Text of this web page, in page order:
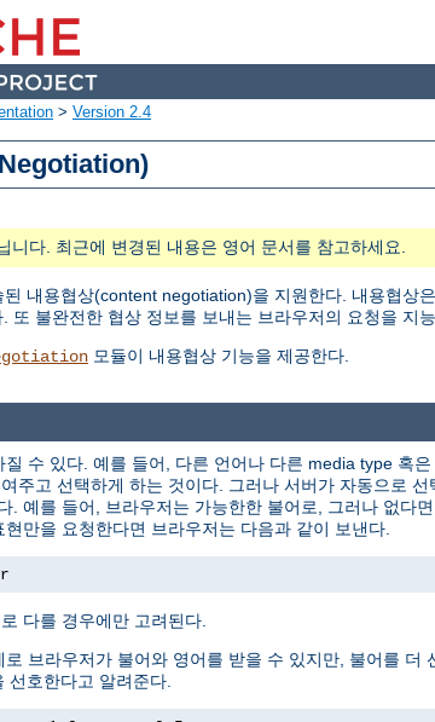
> Version 2.4
니다. 최근에 변경된 내용은 영어 문서를 참고하세요.
내용협상(content negotiation)을 지원한다. 내용협
또 불완전한 협상 정보를 보내는 브라우저의 요청을 지
모듈이 내용협상 기능을 제공한다.
수 있다. 예를 들어, 다른 언어나 다른 media type 혹
주고 선택하게 하는 것이다. 그러나 서버가 자동으로
. 예를 들어, 브라우저는 가능한한 불어로, 그러나 없
만을 요청한다면 브라우저는 다음과 같이 보낸다.
다를 경우에만 고려된다.
브라우저가 불어와 영어를 받을 수 있지만, 불어를
호한다고 알려준다.